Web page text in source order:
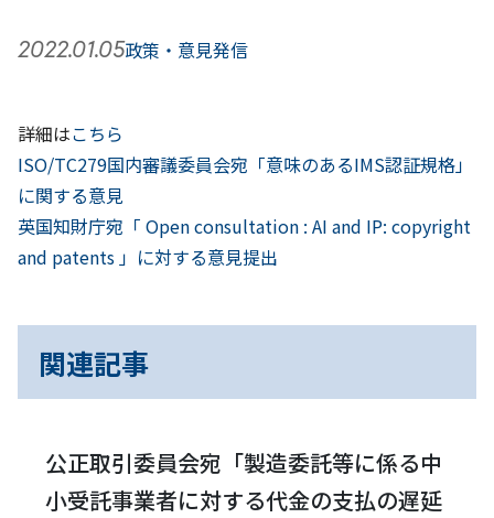
2022.01.05政策・意見発信
詳細はこちら
投
稿
ナ
ゲ
ー
前
へ
ISO/TC279国内審議委員会宛「意味のあるIMS認証規格」
に関する意見
次
へ
英国知財庁宛「 Open consultation : AI and IP: copyright
and patents 」に対する意見提出
関連記事
公正取引委員会宛「製造委託等に係る中
小受託事業者に対する代金の支払の遅延